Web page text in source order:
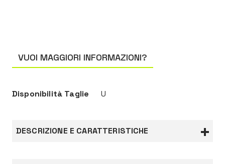
VUOI MAGGIORI INFORMAZIONI?
Disponibilità Taglie U
DESCRIZIONE E CARATTERISTICHE